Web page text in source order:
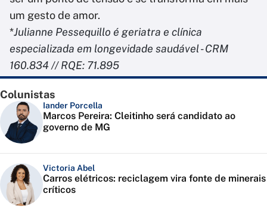
um gesto de amor.
*Julianne Pessequillo é geriatra e clínica
especializada em longevidade saudável - CRM
160.834 // RQE: 71.895
Colunistas
Iander Porcella
Marcos Pereira: Cleitinho será candidato ao
governo de MG
Victoria Abel
Carros elétricos: reciclagem vira fonte de minerais
críticos